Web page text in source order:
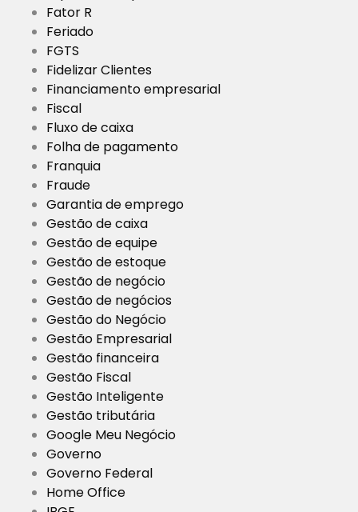
Fator R
Feriado
FGTS
Fidelizar Clientes
Financiamento empresarial
Fiscal
Fluxo de caixa
Folha de pagamento
Franquia
Fraude
Garantia de emprego
Gestão de caixa
Gestão de equipe
Gestão de estoque
Gestão de negócio
Gestão de negócios
Gestão do Negócio
Gestão Empresarial
Gestão financeira
Gestão Fiscal
Gestão Inteligente
Gestão tributária
Google Meu Negócio
Governo
Governo Federal
Home Office